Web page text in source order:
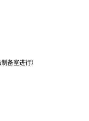
备室进行）